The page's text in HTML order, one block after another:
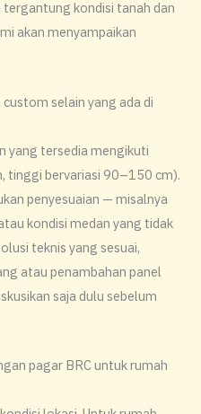
kondisi tanah dan
akan menyampaikan
selain yang ada di
yang tersedia mengikuti
tinggi bervariasi 90–150 cm).
penyesuaian — misalnya
kondisi medan yang tidak
teknis yang sesuai,
atau penambahan panel
saja dulu sebelum
pagar BRC untuk rumah